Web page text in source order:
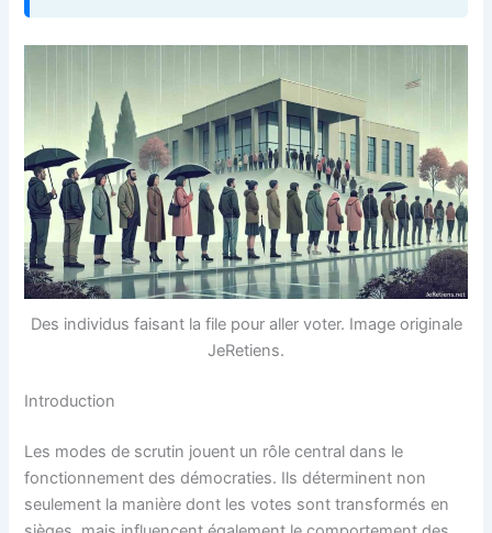
Des individus faisant la file pour aller voter. Image originale
JeRetiens.
Introduction
Les modes de scrutin jouent un rôle central dans le
fonctionnement des démocraties. Ils déterminent non
seulement la manière dont les votes sont transformés en